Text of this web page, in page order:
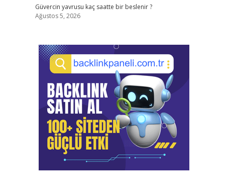
Güvercin yavrusu kaç saatte bir beslenir ?
Ağustos 5, 2026